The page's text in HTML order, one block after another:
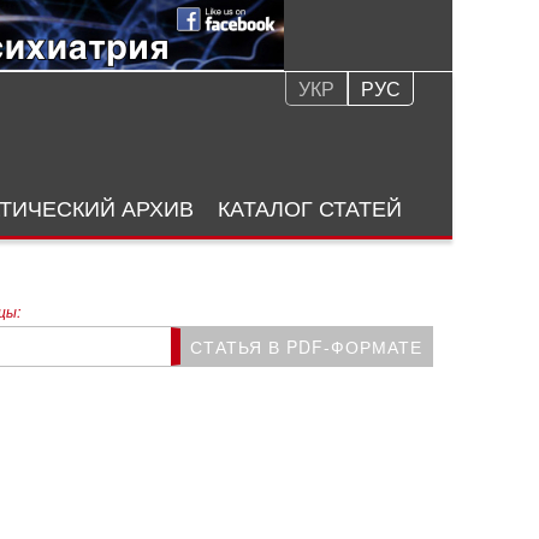
УКР РУС
АРХИВ КАТАЛОГ СТАТЕЙ
СТАТЬЯ В PDF-ФОРМАТЕ